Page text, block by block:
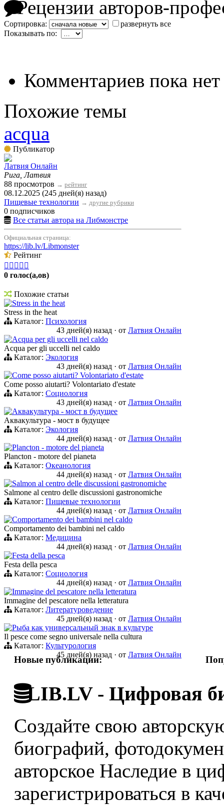
Рецензии авторов-
Сортировка:
развернуть все
Показывать по:
Комментариев пока нет
Похожие темы
acqua
Публикатор
Латвия Онлайн
Рига, Латвия
88 просмотров → рейтинг
08.12.2025 (245 дней(я) назад)
Пищевые технологии → другие рубрики
0 подписчиков
Все статьи автора на Либмонстре
Официальная страница:
https://lib.lv/Libmonster
Рейтинг
    
0 голос(а,ов)
Похожие статьи
Stress in the heat
Stress in the heat
Каталог: Психология
43 дней(я) назад · от Латвия Онлайн
Acqua per gli uccelli nel caldo
Acqua per gli uccelli nel caldo
Каталог: Экология
43 дней(я) назад · от Латвия Онлайн
Come posso aiutarti? Volontariato d'estate
Come posso aiutarti? Volontariato d'estate
Каталог: Социология
43 дней(я) назад · от Латвия Онлайн
Аквакультура - мост в будущее
Аквакультура - мост в будущее
Каталог: Экология
44 дней(я) назад · от Латвия Онлайн
Plancton - motore del pianeta
Plancton - motore del pianeta
Каталог: Океанология
44 дней(я) назад · от Латвия Онлайн
Salmon al centro delle discussioni gastronomiche
Salmone al centro delle discussioni gastronomiche
Каталог: Пищевые технологии
44 дней(я) назад · от Латвия Онлайн
Comportamento dei bambini nel caldo
Comportamento dei bambini nel caldo
Каталог: Медицина
44 дней(я) назад · от Латвия Онлайн
Festa della pesca
Festa della pesca
Каталог: Социология
44 дней(я) назад · от Латвия Онлайн
Immagine del pescatore nella letteratura
Immagine del pescatore nella letteratura
Каталог: Литературоведение
45 дней(я) назад · от Латвия Онлайн
Рыба как универсальный знак в культуре
Il pesce come segno universale nella cultura
Каталог: Культурология
45 дней(я) назад · от Латвия Онлайн
Новые публикации:
LIB.LV - Цифровая
Создайте свою
биографий,
авторское Наследие в
зарегистрироваться в